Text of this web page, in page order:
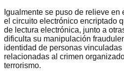
Igualmente se puso de relieve en
el circuito electrónico encriptado
de lectura electrónica, junto a
dificulta su manipulación
identidad de personas
relacionadas al crimen
terrorismo.